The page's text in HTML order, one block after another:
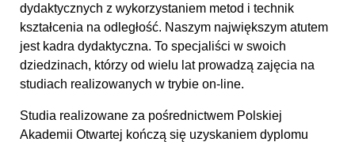
dydaktycznych z wykorzystaniem metod i technik
kształcenia na odległość. Naszym największym atutem
jest kadra dydaktyczna. To specjaliści w swoich
dziedzinach, którzy od wielu lat prowadzą zajęcia na
studiach realizowanych w trybie on-line.
Studia realizowane za pośrednictwem Polskiej
Akademii Otwartej kończą się uzyskaniem dyplomu